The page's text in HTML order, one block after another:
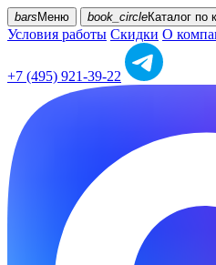
bars Меню book_circleКаталог по
Условия работы Скидки О
+7 (495) 921-39-22